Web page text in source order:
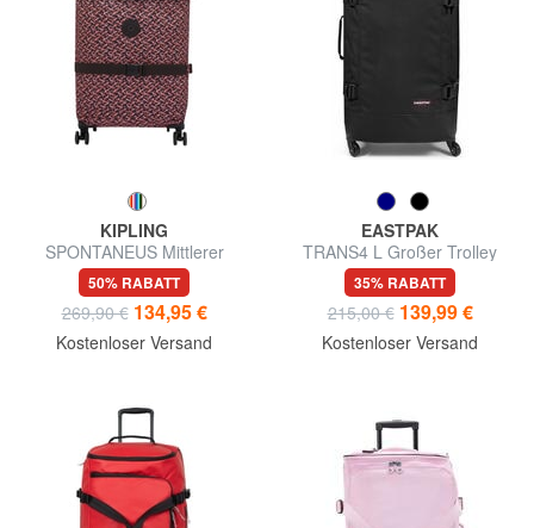
KIPLING
SPONTANEUS Mittlerer
Trolley
50% RABATT
269,90 € 134,95 €
Kostenloser Versand
EASTPAK
TRANS4 L Großer Trolley
35% RABATT
215,00 € 139,99 €
Kostenloser Versand